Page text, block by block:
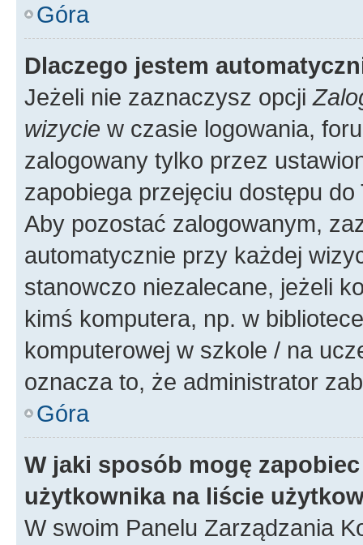
Góra
Dlaczego jestem
Jeżeli nie zaznaczysz opcji
wizycie w czasie logowania,
zalogowany tylko przez
zapobiega przejęciu dostępu
Aby pozostać zalogowanym,
automatycznie przy każdej
stanowczo niezalecane, jeżeli
kimś komputera, np. w
komputerowej w szkole / na
oznacza to, że administrator
Góra
W jaki sposób mogę
użytkownika na liście
W swoim Panelu Zarządzania